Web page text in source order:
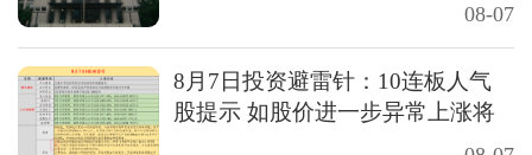
08-07
8月7日投资避雷针：10连板人气
股提示 如股价进一步异常上涨将